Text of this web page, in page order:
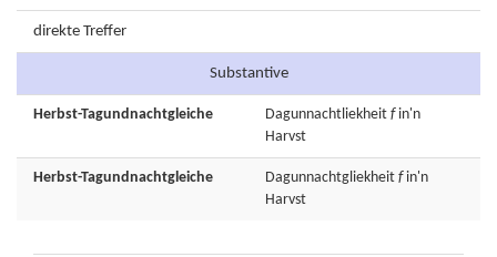
direkte Treffer
Substantive
Herbst-Tagundnachtgleiche Dagunnachtliekheit fin'n
Harvst
Herbst-Tagundnachtgleiche Dagunnachtgliekheit fin'n
Harvst